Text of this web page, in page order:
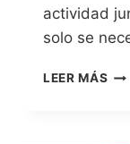
actividad
solo se
LEER MÁS